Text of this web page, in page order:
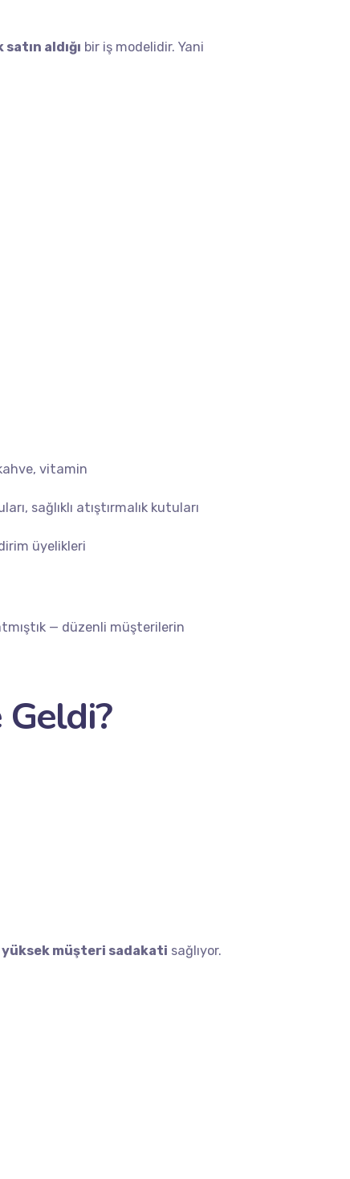
aldığı bir iş modelidir. Yani
vitamin
sağlıklı atıştırmalık kutuları
üyelikleri
— düzenli müşterilerin
müşteri sadakati sağlıyor.